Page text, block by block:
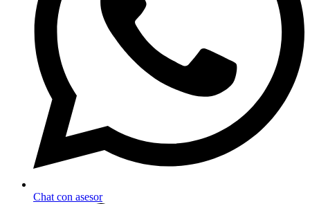
Chat con asesor